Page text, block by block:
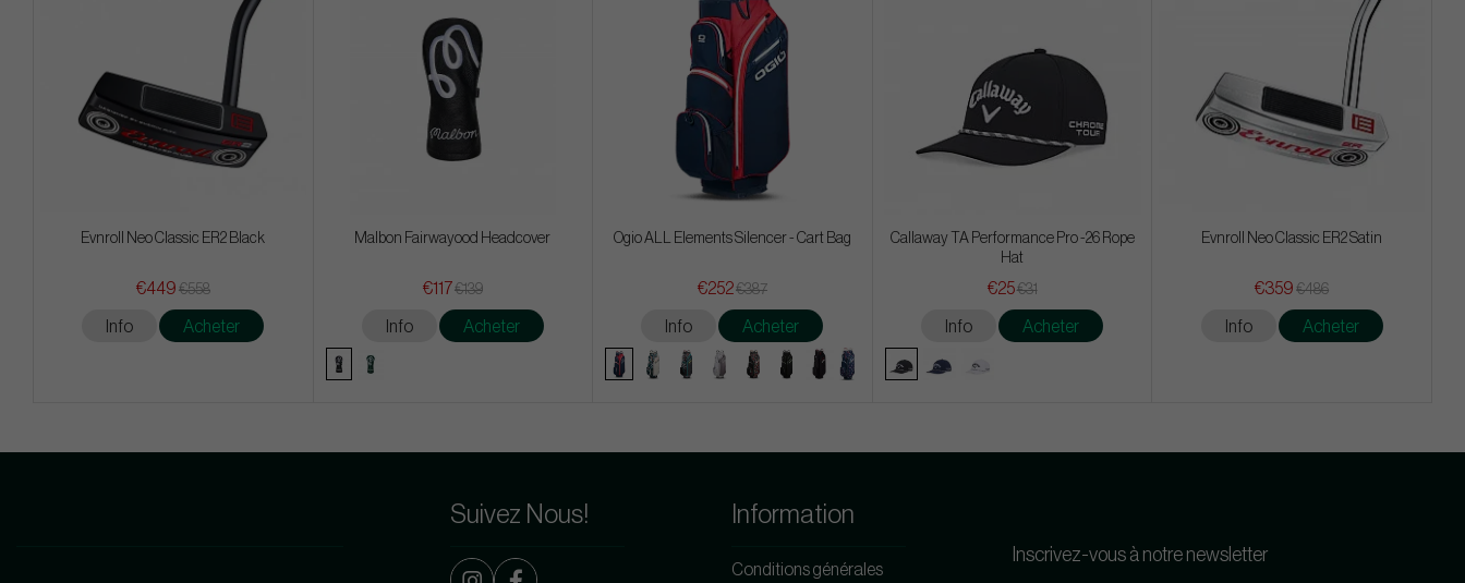
Evnroll Neo Classic ER2 Black
€449 €558
Info Acheter
Malbon Fairwayood Headcover
€117€139
Info Acheter
Ogio ALL Elements Silencer - Cart Bag
€252€387
Info Acheter
Callaway TA Performance Pro -26 Rope
Hat
€25€31
Info Acheter
Evnroll Neo Classic ER2 Satin
€359 €486
Info Acheter
Suivez Nous! Information
Conditions générales
Inscrivez-vous à notre newsletter